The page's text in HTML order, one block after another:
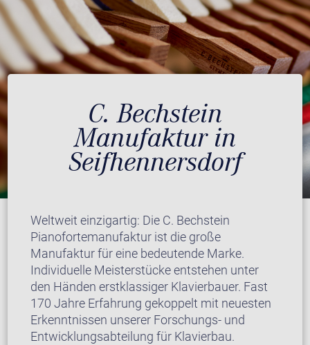
C. Bechstein
Manufaktur in
Seifhennersdorf
Weltweit einzigartig: Die C. Bechstein
Pianofortemanufaktur ist die große
Manufaktur für eine bedeutende Marke.
Individuelle Meisterstücke entstehen unter
den Händen erstklassiger Klavierbauer. Fast
170 Jahre Erfahrung gekoppelt mit neuesten
Erkenntnissen unserer Forschungs- und
Entwicklungsabteilung für Klavierbau.